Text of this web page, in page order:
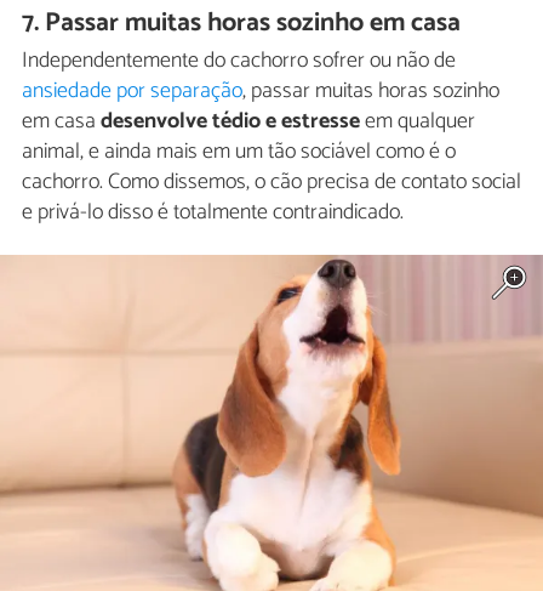
7. Passar muitas horas sozinho em casa
Independentemente do cachorro sofrer ou não de
ansiedade por separação, passar muitas horas sozinho
em casadesenvolve tédio e estresseem qualquer
animal, e ainda mais em um tão sociável como é o
cachorro. Como dissemos, o cão precisa de contato social
e privá-lo disso é totalmente contraindicado.